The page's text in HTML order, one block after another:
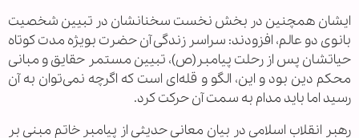
ایشان همچنین در بخش نخست سخنانشان در تبیین شخصیت
بانوی دو عالم، افزودند: سراسر زندگی آن حضرت بویژه مدت کوتاه
حیاتشان پس از رحلت پیامبر(ص)، تبیین مستمر حقایق و مبانی
محکم دین بود و این، الگو و قله‌ای است که اگرچه نمی‌توان به آن
رسید اما باید مدام به سمت آن حرکت کرد.
رهبر انقلاب اسلامی در بیان معانی حدیثی از پیامبر خاتم مبنی بر